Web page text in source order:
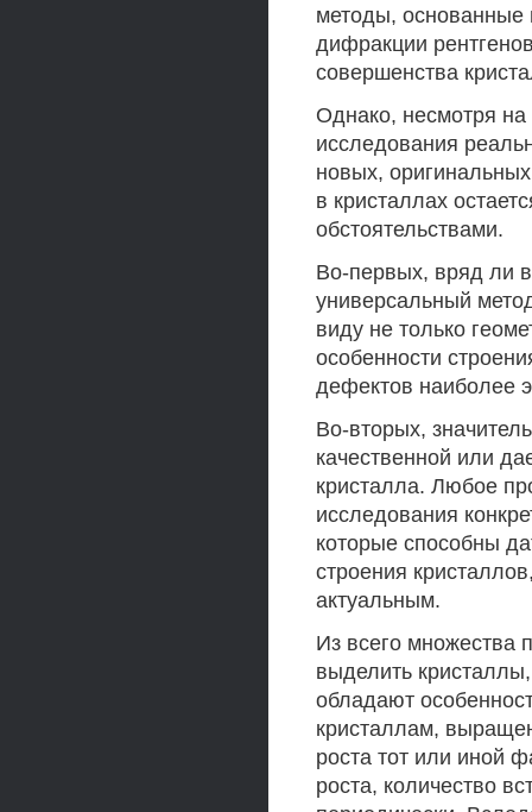
методы, основанные
дифракции
совершенства
Однако, несмотря
исследования
новых,
в кристаллах
обстоятельствами.
Во-первых, вряд ли
универсальный
виду не только
особенности
дефектов наиболее
Во-вторых,
качественной или
кристалла. Любое
исследования
которые способны
строения
актуальным.
Из всего множества
выделить
обладают
кристаллам,
роста тот или иной
роста, количество